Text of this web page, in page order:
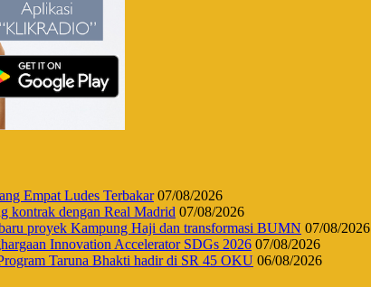
Empat Ludes Terbakar 07/08/2026
kontrak dengan Real Madrid 07/08/2026
proyek Kampung Haji dan transformasi BUMN 07/08/2026
Innovation Accelerator SDGs 2026 07/08/2026
Taruna Bhakti hadir di SR 45 OKU 06/08/2026